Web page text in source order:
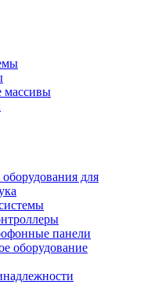
массивы
для
панели
оборудование